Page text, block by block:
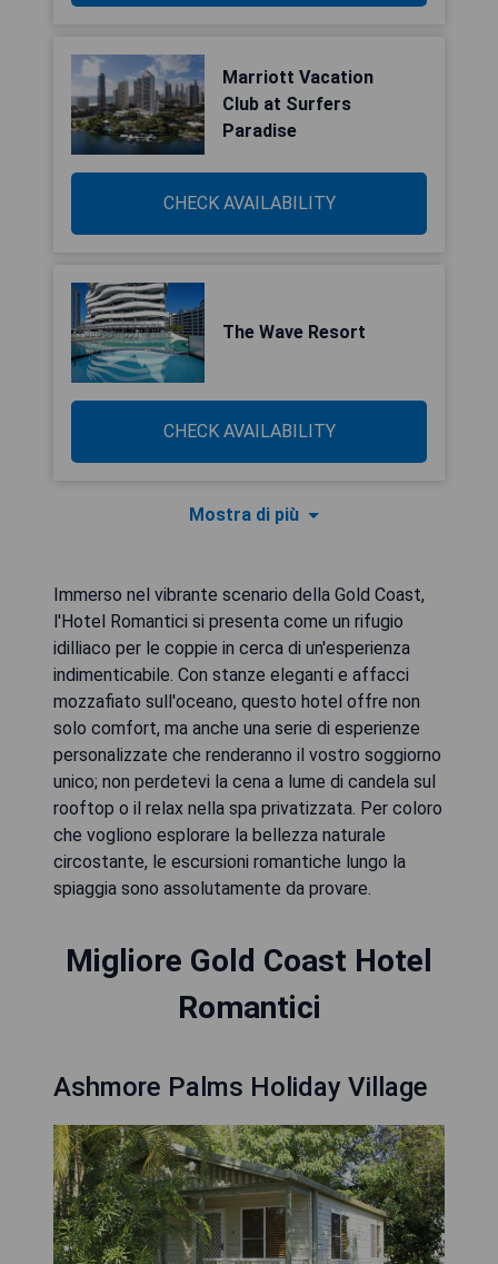
Marriott Vacation
Club at Surfers
Paradise
CHECK AVAILABILITY
The Wave Resort
CHECK AVAILABILITY
Mostra di più
Immerso nel vibrante scenario della Gold Coast,
l'Hotel Romantici si presenta come un rifugio
idilliaco per le coppie in cerca di un'esperienza
indimenticabile. Con stanze eleganti e affacci
mozzafiato sull'oceano, questo hotel offre non
solo comfort, ma anche una serie di esperienze
personalizzate che renderanno il vostro soggiorno
unico; non perdetevi la cena a lume di candela sul
rooftop o il relax nella spa privatizzata. Per coloro
che vogliono esplorare la bellezza naturale
circostante, le escursioni romantiche lungo la
spiaggia sono assolutamente da provare.
Migliore Gold Coast Hotel
Romantici
Ashmore Palms Holiday Village